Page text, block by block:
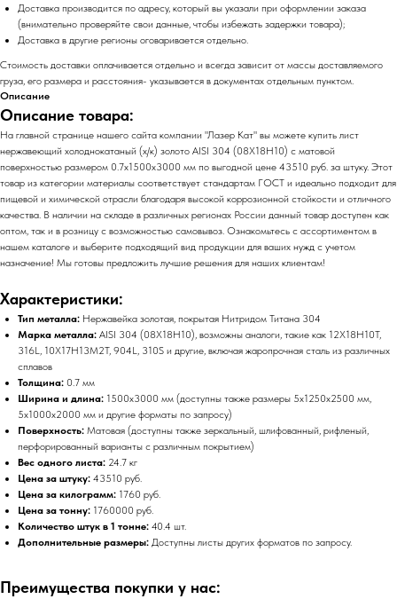
Доставка производится по адресу, который вы указали при оформлении заказа
(внимательно проверяйте свои данные, чтобы избежать задержки товара);
Доставка в другие регионы оговаривается отдельно.
Стоимость доставки оплачивается отдельно и всегда зависит от массы доставляемого
груза, его размера и расстояния- указывается в документах отдельным пунктом.
Описание
Описание товара:
На главной странице нашего сайта компании "Лазер Кат" вы можете купить лист
нержавеющий холоднокатаный (х/к) золото AISI 304 (08Х18Н10) с матовой
поверхностью размером 0.7х1500х3000 мм по выгодной цене 43510 руб. за штуку. Этот
товар из категории материалы соответствует стандартам ГОСТ и идеально подходит для
пищевой и химической отрасли благодаря высокой коррозионной стойкости и отличного
качества. В наличии на складе в различных регионах России данный товар доступен как
оптом, так и в розницу с возможностью самовывоз. Ознакомьтесь с ассортиментом в
нашем каталоге и выберите подходящий вид продукции для ваших нужд с учетом
назначение! Мы готовы предложить лучшие решения для наших клиентам!
Характеристики:
Тип металла: Нержавейка золотая, покрытая Нитридом Титана 304
Марка металла: AISI 304 (08Х18Н10), возможны аналоги, такие как 12Х18Н10Т,
316L, 10Х17Н13М2Т, 904L, 310S и другие, включая жаропрочная сталь из различных
сплавов
Толщина: 0.7 мм
Ширина и длина: 1500х3000 мм (доступны также размеры 5х1250х2500 мм,
5х1000х2000 мм и другие форматы по запросу)
Поверхность: Матовая (доступны также зеркальный, шлифованный, рифленый,
перфорированный варианты с различным покрытием)
Вес одного листа: 24.7 кг
Цена за штуку: 43510 руб.
Цена за килограмм: 1760 руб.
Цена за тонну: 1760000 руб.
Количество штук в 1 тонне: 40.4 шт.
Дополнительные размеры: Доступны листы других форматов по запросу.
Преимущества покупки у нас: